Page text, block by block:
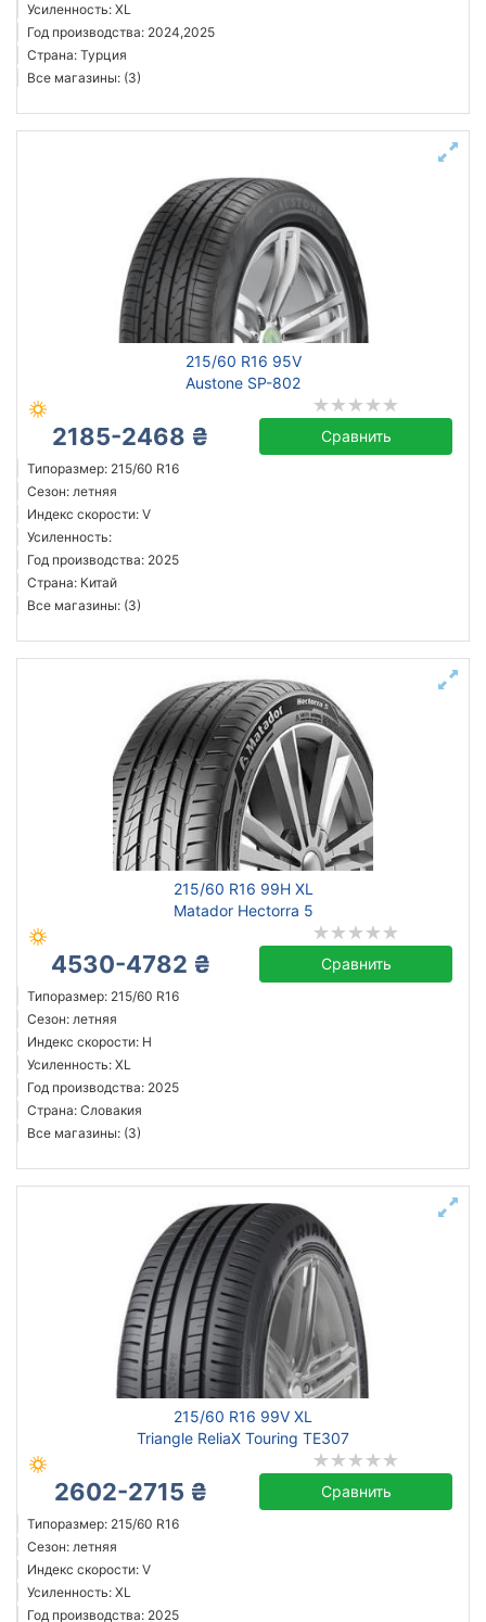
Усиленность: XL
Год производства: 2024,2025
Страна: Турция
Все магазины: (3)
215/60 R16 95V
Austone SP-802
2185-2468 ₴ Сравнить
Типоразмер: 215/60 R16
Сезон: летняя
Индекс скорости: V
Усиленность:
Год производства: 2025
Страна: Китай
Все магазины: (3)
215/60 R16 99H XL
Matador Hectorra 5
4530-4782 ₴ Сравнить
Типоразмер: 215/60 R16
Сезон: летняя
Индекс скорости: H
Усиленность: XL
Год производства: 2025
Страна: Словакия
Все магазины: (3)
215/60 R16 99V XL
Triangle ReliaX Touring TE307
2602-2715 ₴ Сравнить
Типоразмер: 215/60 R16
Сезон: летняя
Индекс скорости: V
Усиленность: XL
Год производства: 2025